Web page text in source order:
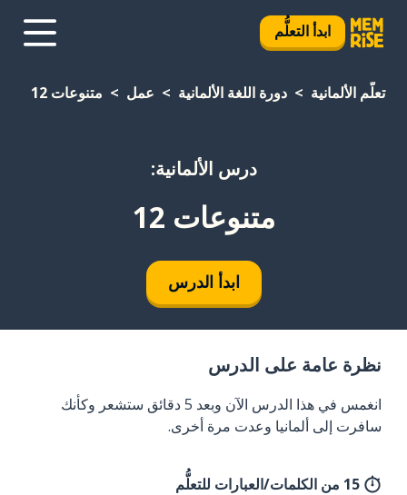
ابدأ التعلُّم
تعلَّم الألمانية دورة اللغة الألمانية عمل متنوعات 12
درس الألمانية:
متنوعات 12
ابدأ الدرس
نظرة عامة على الدرس
انغمس في هذا الدرس الآن وبعد 5 دقائق ستشعر وكأنك
سافرت إلى ألمانيا وعدت مرة أخرى.
15 من الكلمات/العبارات للتعلُّم